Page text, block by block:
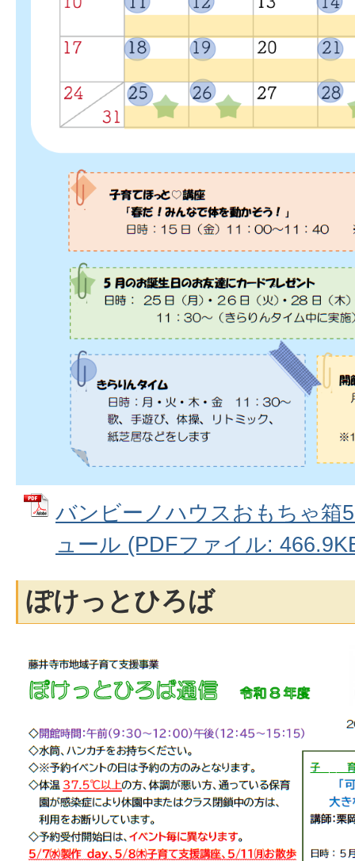
バンビーノハウスおもちゃ箱
ュール (PDFファイル:
ぽけっとひろば